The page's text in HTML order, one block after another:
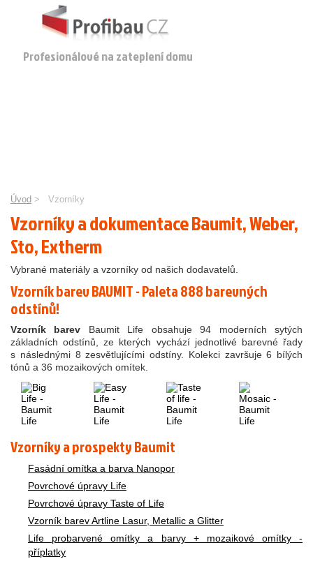
Profesionálové na zateplení domu
Úvod > Vzorníky
Vzorníky a dokumentace Baumit, Weber,
Sto, Extherm
Vybrané materiály a vzorníky od našich dodavatelů.
Vzorník barev BAUMIT - Paleta 888 barevných
odstínů!
Vzorník barev Baumit Life obsahuje 94 moderních sytých
základních odstínů, ze kterých vychází jednotlivé barevné řady
s následnými 8 zesvětlujícími odstíny. Kolekci završuje 6 bílých
tónů a 36 mozaikových omítek.
Vzorníky a prospekty Baumit
Fasádní omítka a barva Nanopor
Povrchové úpravy Life
Povrchové úpravy Taste of Life
Vzorník barev Artline Lasur, Metallic a Glitter
Life probarvené omítky a barvy + mozaikové omítky -
příplatky